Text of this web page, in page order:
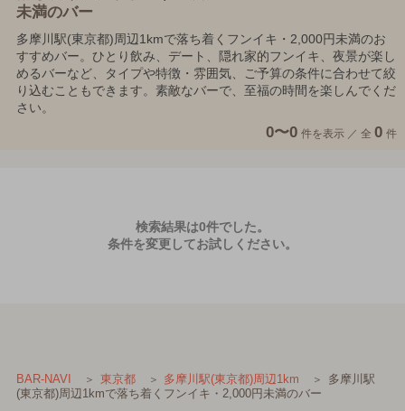
未満のバー
多摩川駅(東京都)周辺1kmで落ち着くフンイキ・2,000円未満のお
すすめバー。ひとり飲み、デート、隠れ家的フンイキ、夜景が楽し
めるバーなど、タイプや特徴・雰囲気、ご予算の条件に合わせて絞
り込むこともできます。素敵なバーで、至福の時間を楽しんでくだ
さい。
0〜0 件を表示 ／ 全 0 件
検索結果は0件でした。
条件を変更してお試しください。
BAR-NAVI 東京都 多摩川駅(東京都)周辺1km
多摩川駅
(東京都)周辺1kmで落ち着くフンイキ・2,000円未満のバー